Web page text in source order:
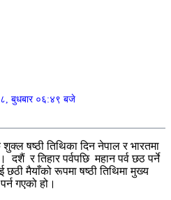
बुधबार ०६:४९ बजे
षष्ठी तिथिका दिन नेपाल र भारतमा
र तिहार पर्वपछि महान पर्व छठ पर्ने
मैयाँको रूपमा षष्ठी तिथिमा मुख्य
गएको हो।